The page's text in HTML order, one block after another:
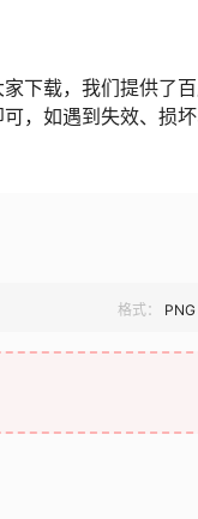
下载，我们提供了
，如遇到失效、损
格式： PNG